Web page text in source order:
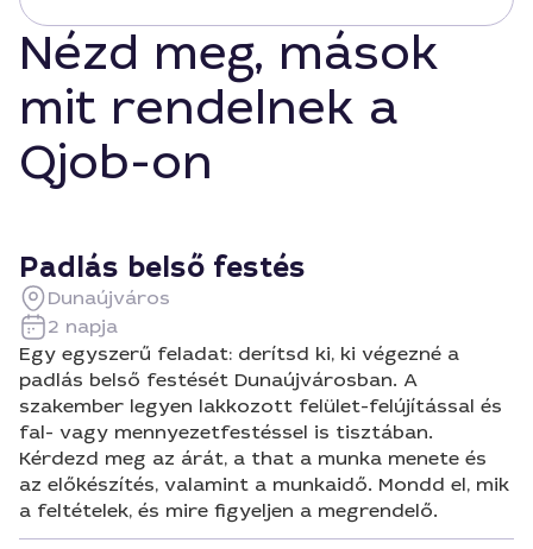
Nézd meg, mások
mit rendelnek a
Qjob-on
Padlás belső festés
Dunaújváros
2 napja
Egy egyszerű feladat: derítsd ki, ki végezné a
padlás belső festését Dunaújvárosban. A
szakember legyen lakkozott felület-felújítással és
fal- vagy mennyezetfestéssel is tisztában.
Kérdezd meg az árát, a that a munka menete és
az előkészítés, valamint a munkaidő. Mondd el, mik
a feltételek, és mire figyeljen a megrendelő.